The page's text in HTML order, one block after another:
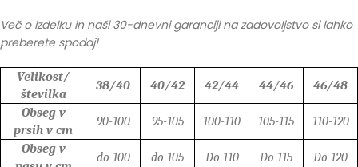
Več o izdelku in naši 30-dnevni garanciji na zadovoljstvo si lahko
preberete spodaj!
Velikost/
številka
38/40 40/42 42/44 44/46
46/48
Obseg v
prsih v cm
90-100 95-105 100-110 105-115
110-120
Obseg v
do 100 do 105 Do 110 Do 115
Do 120